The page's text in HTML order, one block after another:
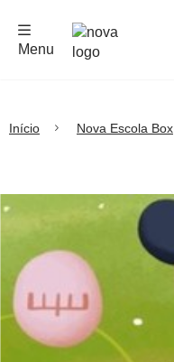
Menu
Início Nova Escola Box